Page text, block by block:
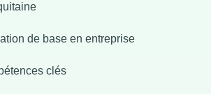
de base en entreprise
clés